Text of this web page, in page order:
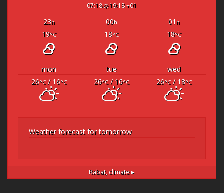
07:18 19:18 +01
23h 00h 01 h
19°C 18°C 18°C
mon tue
wed
26°C/ 16°C 26°C/ 16°C 26°C/ 18°C
Weather forecast for tomorrow
Rabat, climate ▸